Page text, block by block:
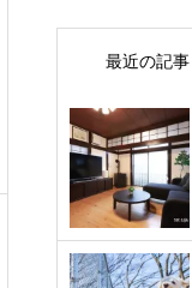
最近の記事